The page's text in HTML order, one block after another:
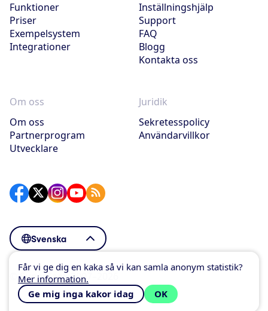
Får vi ge dig en kaka så vi kan samla anonym statistik?
Mer information.
Ge mig inga kakor idag
OK
Funktioner
Priser
Exempelsystem
Integrationer
Inställningshjälp
Support
FAQ
Blogg
Kontakta oss
Om oss
Om oss
Partnerprogram
Utvecklare
Juridik
Sekretesspolicy
Användarvillkor
Svenska
© SuperSaaS 2007–2026